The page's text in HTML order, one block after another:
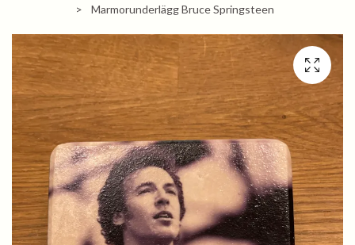
Marmorunderlägg Bruce Springsteen